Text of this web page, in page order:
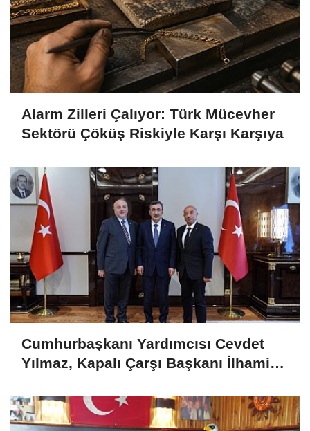
Alarm Zilleri Çalıyor: Türk Mücevher
Sektörü Çöküş Riskiyle Karşı Karşıya
Cumhurbaşkanı Yardımcısı Cevdet
Yılmaz, Kapalı Çarşı Başkanı İlhami